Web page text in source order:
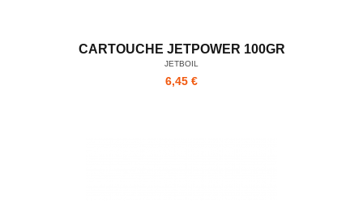
CARTOUCHE JETPOWER 100GR
JETBOIL
6,45 €